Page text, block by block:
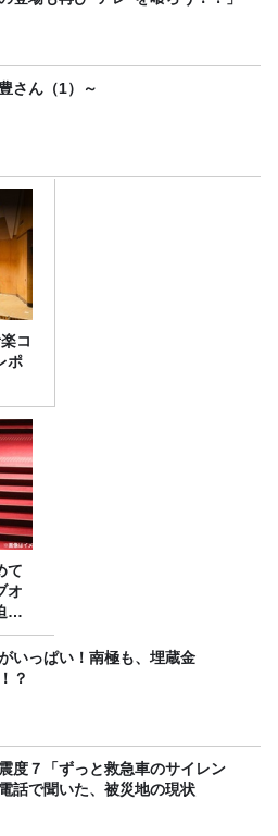
さん（1）～
コ
ポ
て
オ
る
いっぱい！南極も、埋蔵金
？
度７「ずっと救急車のサイレン
話で聞いた、被災地の現状